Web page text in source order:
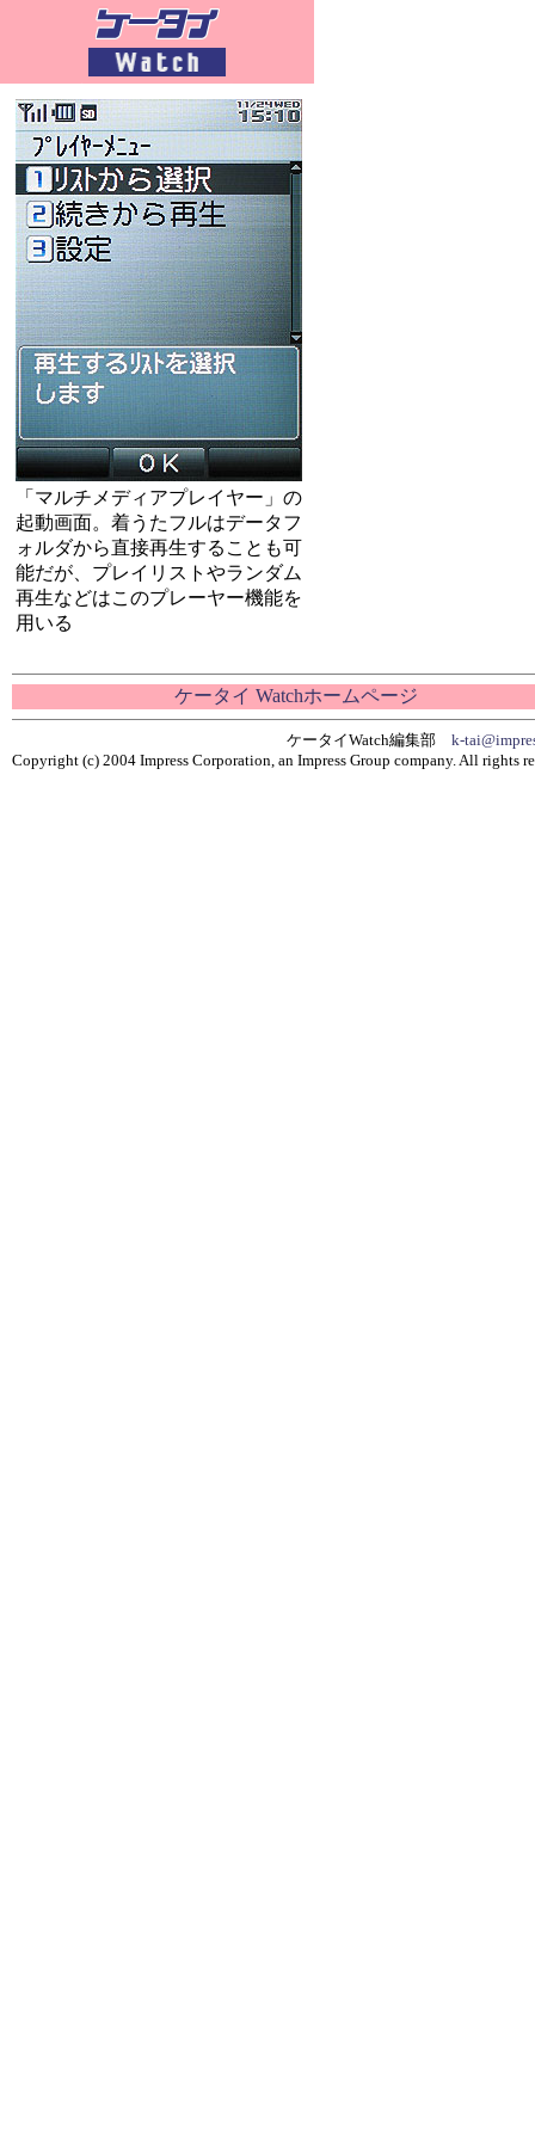
「マルチメディアプレイヤー」の
起動画面。着うたフルはデータフ
ォルダから直接再生することも可
能だが、プレイリストやランダム
再生などはこのプレーヤー機能を
用いる
ケータイ Watchホームページ
ケータイWatch編集部 k-
Copyright (c) 2004 Impress Corporation, an Impress Group company. All rights